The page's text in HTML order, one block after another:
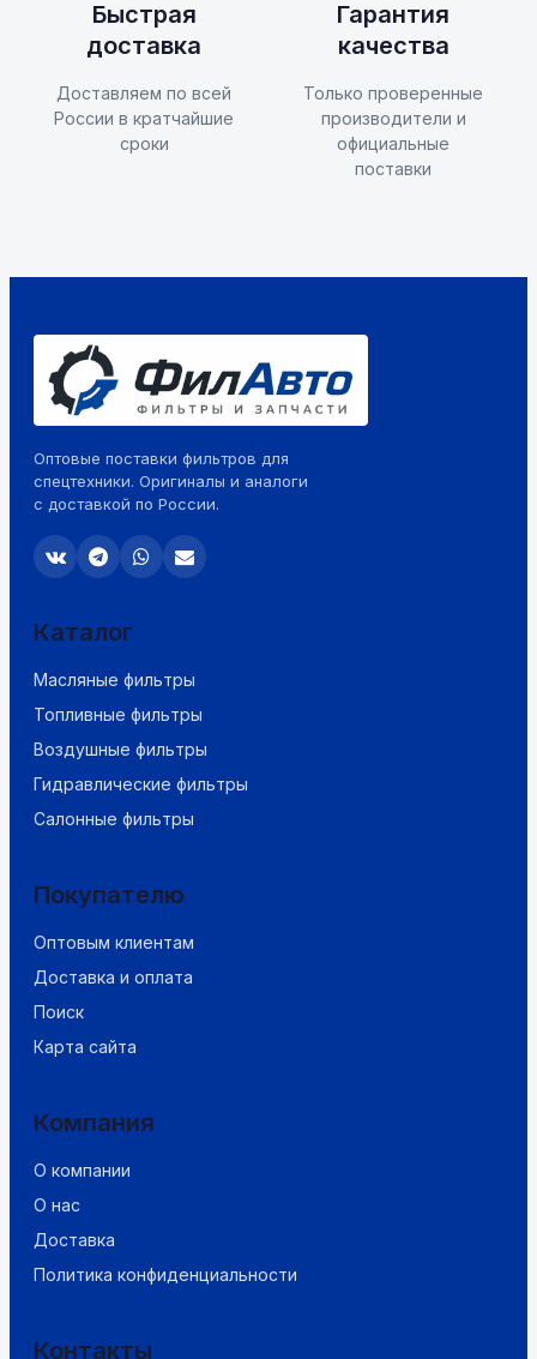
Быстрая
доставка
Доставляем по всей
России в кратчайшие
сроки
Гарантия
качества
Только проверенные
производители и
официальные
поставки
Оптовые поставки фильтров для
спецтехники. Оригиналы и аналоги
с доставкой по России.
Каталог
Масляные фильтры
Топливные фильтры
Воздушные фильтры
Гидравлические фильтры
Салонные фильтры
Покупателю
Оптовым клиентам
Доставка и оплата
Поиск
Карта сайта
Компания
О компании
О нас
Доставка
Политика конфиденциальности
Контакты